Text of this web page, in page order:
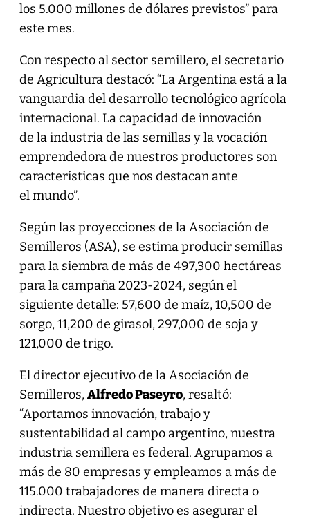
los 5.000 millones de dólares previstos” para
este mes.
Con respecto al sector semillero, el secretario
de Agricultura destacó: “La Argentina está a la
vanguardia del desarrollo tecnológico agrícola
internacional. La capacidad de innovación
de la industria de las semillas y la vocación
emprendedora de nuestros productores son
características que nos destacan ante
el mundo”.
Según las proyecciones de la Asociación de
Semilleros (ASA), se estima producir semillas
para la siembra de más de 497,300 hectáreas
para la campaña 2023-2024, según el
siguiente detalle: 57,600 de maíz, 10,500 de
sorgo, 11,200 de girasol, 297,000 de soja y
121,000 de trigo.
El director ejecutivo de la Asociación de
Semilleros,Alfredo Paseyro, resaltó:
“Aportamos innovación, trabajo y
sustentabilidad al campo argentino, nuestra
industria semillera es federal. Agrupamos a
más de 80 empresas y empleamos a más de
115.000 trabajadores de manera directa o
indirecta. Nuestro objetivo es asegurar el